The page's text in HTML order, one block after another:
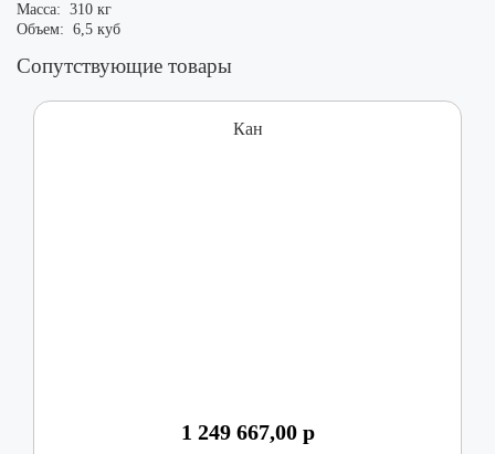
Масса: 310 кг
Объем: 6,5 куб
Сопутствующие товары
Кан
1 249 667,00 р